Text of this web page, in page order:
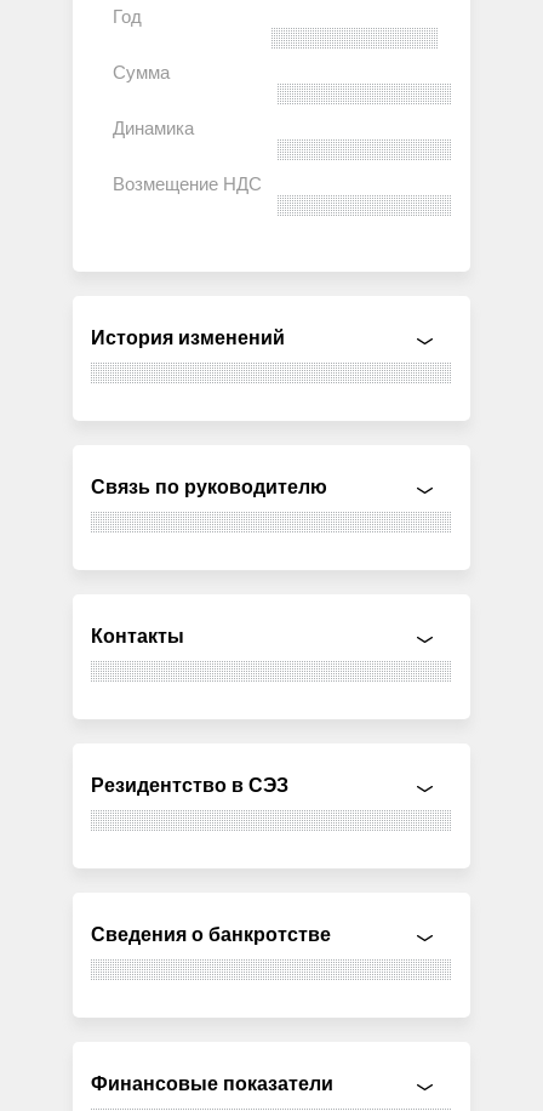
История изменений
Связь по руководителю
Контакты
Резидентство в СЭЗ
Сведения о банкротстве
Финансовые показатели